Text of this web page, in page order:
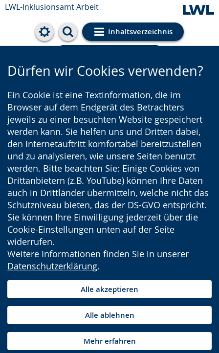
LWL-Inklusionsamt Arbeit
Inhaltsverzeichnis
Cookie-Einstellungen
Dürfen wir Cookies verwenden?
Ein Cookie ist eine Textinformation, die im
Browser auf dem Endgerät des Betrachters
jeweils zu einer besuchten Website gespeichert
werden kann. Sie helfen uns und Dritten dabei,
den Internetauftritt komfortabel bereitzustellen
und zu analysieren, wie unsere Seiten benutzt
werden. Bitte beachten Sie: Einige Cookies von
Drittanbietern (z.B. YouTube) können Ihre Daten
auch in Drittländer übermitteln, welche nicht das
Schutzniveau bieten, das der DS-GVO entspricht.
Sie können Ihre Einwilligung jederzeit über die
Cookie-Einstellungen unten auf der Seite
widerrufen.
Weitere Informationen finden Sie in unserer
Datenschutzerklärung.
Alle akzeptieren
Alle ablehnen
Mehr erfahren